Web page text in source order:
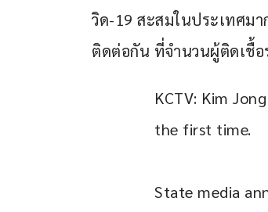
วิด-19 สะสมในประเทศม
ติดต่อกัน ที่จำนวนผู้ติดเชื้อ
KCTV: Kim
the first time.
State media